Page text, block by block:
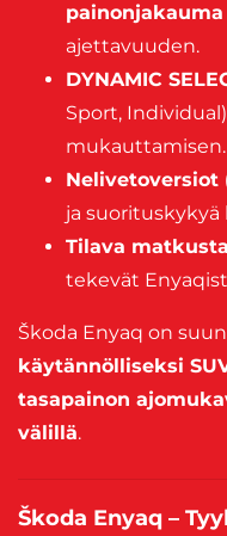
painonjakauma
ajettavuuden.
DYNAMIC
Sport,
mukauttamisen.
Nelivetoversiot
ja
Tilava
tekevät
Škoda Enyaq on
käytännölliseksi
tasapainon
välillä.
Škoda Enyaq –